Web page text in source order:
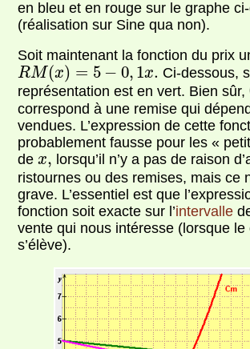
en bleu et en rouge sur le graphe
(réalisation sur Sine qua non).
Soit maintenant la fonction du prix
RM (x) = 5 − 0, 1x.
RM(x)=5−0,1x.
Ci-dessous,
représentation est en vert. Bien sûr,
correspond à une remise qui
vendues. L’expression de cette
probablement fausse pour les «
dex,
x
lorsqu’il n’y a pas de raison
ristournes ou des remises, mais ce
grave. L’essentiel est que
fonction soit exacte sur l’intervalle
vente qui nous intéresse (lorsque le
s’élève).